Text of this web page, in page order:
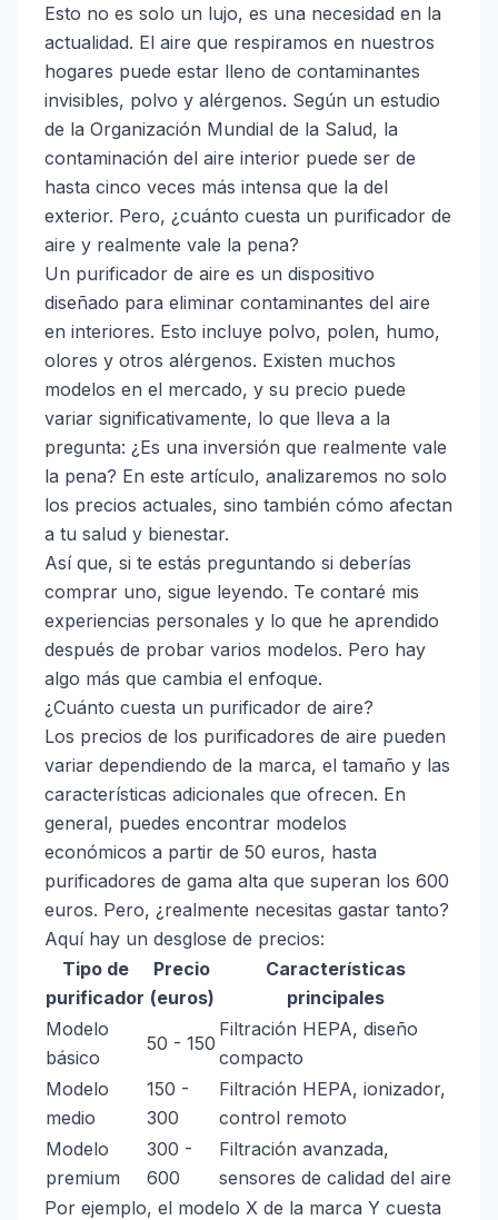
Esto no es solo un lujo, es una necesidad en la
actualidad. El aire que respiramos en nuestros
hogares puede estar lleno de contaminantes
invisibles, polvo y alérgenos. Según un estudio
de la Organización Mundial de la Salud, la
contaminación del aire interior puede ser de
hasta cinco veces más intensa que la del
exterior. Pero, ¿cuánto cuesta un purificador de
aire y realmente vale la pena?
Un purificador de aire es un dispositivo
diseñado para eliminar contaminantes del aire
en interiores. Esto incluye polvo, polen, humo,
olores y otros alérgenos. Existen muchos
modelos en el mercado, y su precio puede
variar significativamente, lo que lleva a la
pregunta: ¿Es una inversión que realmente vale
la pena? En este artículo, analizaremos no solo
los precios actuales, sino también cómo afectan
a tu salud y bienestar.
Así que, si te estás preguntando si deberías
comprar uno, sigue leyendo. Te contaré mis
experiencias personales y lo que he aprendido
después de probar varios modelos. Pero hay
algo más que cambia el enfoque.
¿Cuánto cuesta un purificador de aire?
Los precios de los purificadores de aire pueden
variar dependiendo de la marca, el tamaño y las
características adicionales que ofrecen. En
general, puedes encontrar modelos
económicos a partir de 50 euros, hasta
purificadores de gama alta que superan los 600
euros. Pero, ¿realmente necesitas gastar tanto?
Aquí hay un desglose de precios:
Tipo de
purificador
Precio
(euros)
Características
principales
Modelo
básico
50 - 150
Filtración HEPA, diseño
compacto
Modelo
medio
150 -
300
Filtración HEPA, ionizador,
control remoto
Modelo
premium
300 -
600
Filtración avanzada,
sensores de calidad del aire
Por ejemplo, el modelo X de la marca Y cuesta